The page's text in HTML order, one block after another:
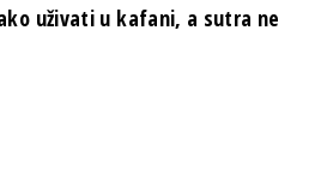
uživati u kafani, a sutra ne